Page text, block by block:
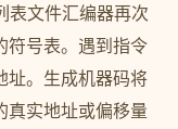
表文件汇编器再次
符号表。遇到指令
址。生成机器码将
真实地址或偏移量